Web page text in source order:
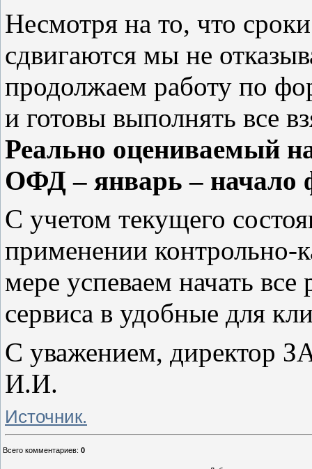
Несмотря на то, что
сдвигаются мы не
продолжаем работу по
и готовы выполнять все
Реально оцениваемый
ОФД – январь – начало
С учетом текущего
применении контрольно-
мере успеваем начать
сервиса в удобные для
С уважением, директор
И.И.
Источник.
Всего комментариев: 0